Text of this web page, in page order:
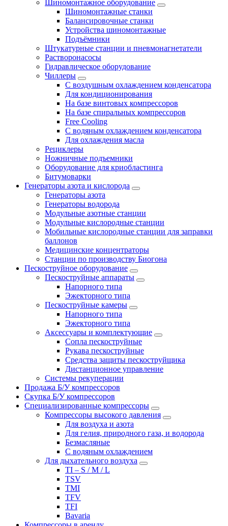
Шиномонтажное оборудование
Шиномонтажные станки
Балансировочные станки
Устройства шиномонтажные
Подъёмники
Штукатурные станции и пневмонагнетатели
Растворонасосы
Гидравлическое оборудование
Чиллеры
С воздушным охлаждением конденсатора
Для кондиционирования
На базе винтовых компрессоров
На базе спиральных компрессоров
Free Cooling
С водяным охлаждением конденсатора
Для охлаждения масла
Рециклеры
Ножничные подъемники
Оборудование для криобластинга
Битумоварки
Генераторы азота и кислорода
Генераторы азота
Генераторы водорода
Модульные азотные станции
Модульные кислородные станции
Мобильные кислородные станции для заправки
баллонов
Медицинские концентраторы
Станции по производству Биогона
Пескоструйное оборудование
Пескоструйные аппараты
Напорного типа
Эжекторного типа
Пескоструйные камеры
Напорного типа
Эжекторного типа
Аксессуары и комплектующие
Сопла пескоструйные
Рукава пескоструйные
Средства защиты пескоструйщика
Дистанционное управление
Системы рекуперации
Продажа Б/У компрессоров
Скупка Б/У компрессоров
Специализированные компрессоры
Компрессоры высокого давления
Для воздуха и азота
Для гелия, природного газа, и водорода
Безмасляные
С водяным охлаждением
Для дыхательного воздуха
TI – S / M / L
TSV
TMI
TFV
TFI
Bavaria